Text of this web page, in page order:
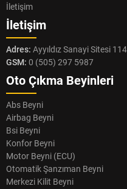
İletişim
İletişim
Adres: Ayyıldız Sanayi Sitesi
GSM: 0 (505) 297 5987
Oto Çıkma Beyinleri
Abs Beyni
Airbag Beyni
Bsi Beyni
Konfor Beyni
Motor Beyni (ECU)
Otomatik Şanzıman Beyni
Merkezi Kilit Beyni